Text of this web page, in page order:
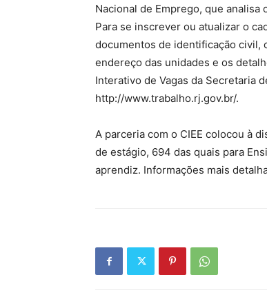
Nacional de Emprego, que
Para se inscrever ou atualizar o
documentos de identificação civil,
endereço das unidades e os
Interativo de Vagas da Secretaria
http://www.trabalho.rj.gov.br/.
A parceria com o CIEE colocou à
de estágio, 694 das quais para
aprendiz. Informações mais